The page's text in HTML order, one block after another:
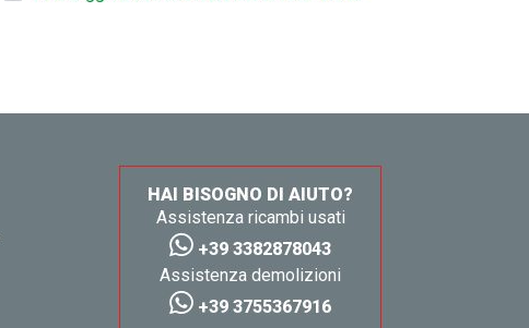
HAI BISOGNO DI AIUTO?
Assistenza ricambi usati
+39 3382878043
Assistenza demolizioni
+39 3755367916